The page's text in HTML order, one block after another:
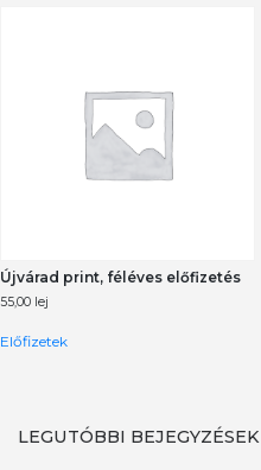
Újvárad print, féléves előfizetés
55,00 lej
Előfizetek
LEGUTÓBBI BEJEGYZÉSEK